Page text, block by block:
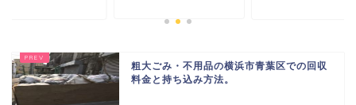
粗大ごみ・不用品の横浜市青葉区での回収
料金と持ち込み方法。